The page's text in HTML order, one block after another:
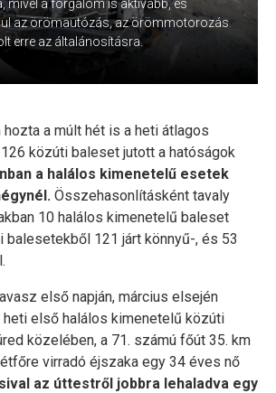
mivel a forgalom is aktívabb, és
az örömautózás, az örömmotorozás.
erre az általánosításra.
a múlt hét is a heti átlagos
közúti baleset jutott a hatóságok
a halálos kimenetelű esetek
Összehasonlításként tavaly
10 halálos kimenetelű baleset
balesetekből 121 járt könnyű-, és 53
első napján, március elsején
első halálos kimenetelű közúti
közelében, a 71. számú főút 35. km
virradó éjszaka egy 34 éves nő
az úttestről jobbra lehaladva egy